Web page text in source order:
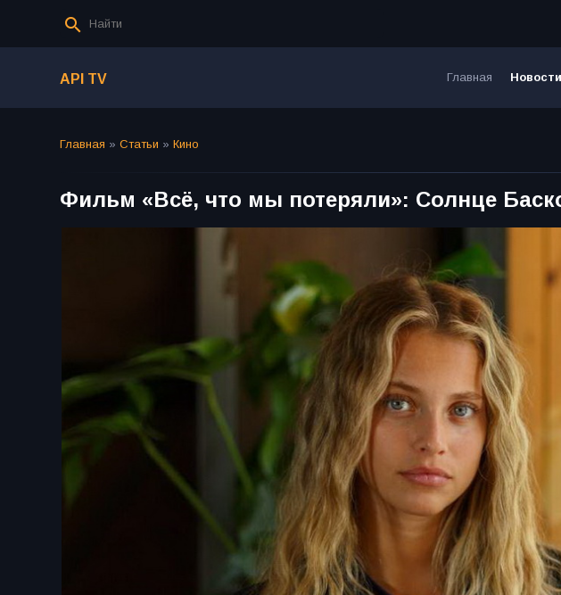
API TV Главная Новости
Главная » Статьи » Кино
Фильм «Всё, что мы потеряли»: Cолнце